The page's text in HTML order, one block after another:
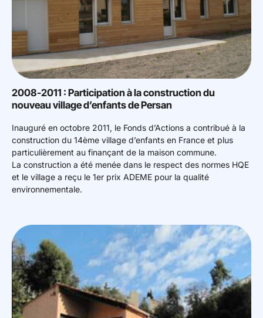
2008-2011 : Participation à la construction du
nouveau village d’enfants de Persan
Inauguré en octobre 2011, le Fonds d’Actions a contribué à la
construction du 14ème village d’enfants en France et plus
particulièrement au finançant de la maison commune.
La construction a été menée dans le respect des normes HQE
et le village a reçu le 1er prix ADEME pour la qualité
environnementale.